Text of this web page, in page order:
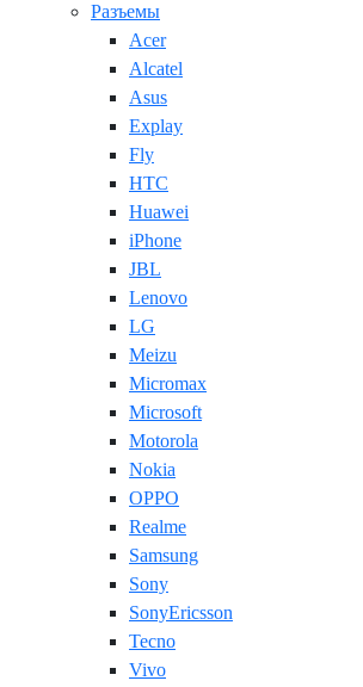
Разъемы
Acer
Alcatel
Asus
Explay
Fly
HTC
Huawei
iPhone
JBL
Lenovo
LG
Meizu
Micromax
Microsoft
Motorola
Nokia
OPPO
Realme
Samsung
Sony
SonyEricsson
Tecno
Vivo